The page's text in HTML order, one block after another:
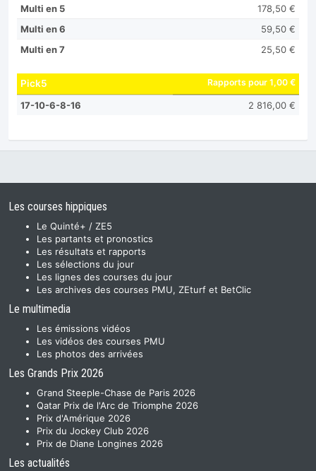
Multi en 5
178,50 €
Multi en 6
59,50 €
Multi en 7
25,50 €
Pick5 Rapports pour 1,00 €
17-10-6-8-16 2 816,00 €
Les courses hippiques
Le Quinté+ / ZE5
Les partants et pronostics
Les résultats et rapports
Les sélections du jour
Les lignes des courses du jour
Les archives des courses PMU, ZEturf et BetClic
Le multimedia
Les émissions vidéos
Les vidéos des courses PMU
Les photos des arrivées
Les Grands Prix 2026
Grand Steeple-Chase de Paris 2026
Qatar Prix de l'Arc de Triomphe 2026
Prix d'Amérique 2026
Prix du Jockey Club 2026
Prix de Diane Longines 2026
Les actualités